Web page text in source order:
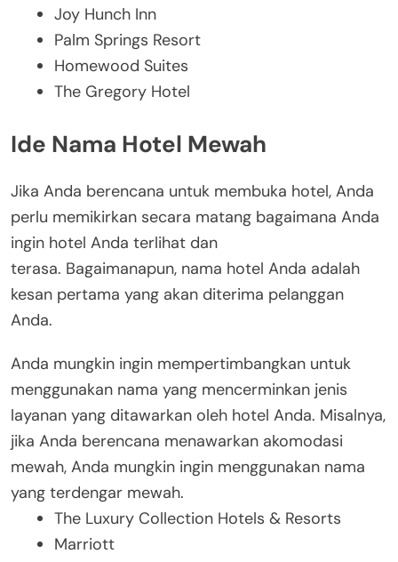
Joy Hunch Inn
Palm Springs Resort
Homewood Suites
The Gregory Hotel
Ide Nama Hotel Mewah
Jika Anda berencana untuk membuka hotel, Anda
perlu memikirkan secara matang bagaimana Anda
ingin hotel Anda terlihat dan
terasa. Bagaimanapun, nama hotel Anda adalah
kesan pertama yang akan diterima pelanggan
Anda.
Anda mungkin ingin mempertimbangkan untuk
menggunakan nama yang mencerminkan jenis
layanan yang ditawarkan oleh hotel Anda. Misalnya,
jika Anda berencana menawarkan akomodasi
mewah, Anda mungkin ingin menggunakan nama
yang terdengar mewah.
The Luxury Collection Hotels & Resorts
Marriott